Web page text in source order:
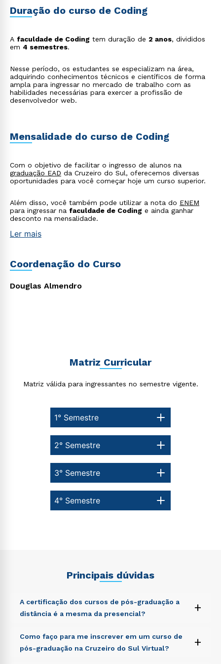
Duração do curso de Coding
A faculdade de Coding tem duração de 2 anos, divididos
em 4 semestres.
Nesse período, os estudantes se especializam na área,
adquirindo conhecimentos técnicos e científicos de forma
ampla para ingressar no mercado de trabalho com as
habilidades necessárias para exercer a profissão de
desenvolvedor web.
Mensalidade do curso de Coding
Com o objetivo de facilitar o ingresso de alunos na
graduação EAD da Cruzeiro do Sul, oferecemos diversas
oportunidades para você começar hoje um curso superior.
Além disso, você também pode utilizar a nota do ENEM
para ingressar na faculdade de Coding e ainda ganhar
desconto na mensalidade.
Ler mais
Coordenação do Curso
Douglas Almendro
Matriz Curricular
Matriz válida para ingressantes no semestre vigente.
1° Semestre
4° Semestre
3° Semestre
2° Semestre
Principais dúvidas
A certificação dos cursos de pós-graduação a
distância é a mesma da presencial?
+
Sed ut perspiciatis unde omnis iste natus error sit
voluptatem accusantium doloremque laudantium,
totam rem aperiam, eaque ipsa quae ab illo inventore
Como faço para me inscrever em um curso de
pós-graduação na Cruzeiro do Sul Virtual?
+
Rápido e fácil
WhatsApp
autorizo que meus dados sejam utilizados para o
envio de conteúdos da Cruzeiro do Sul.